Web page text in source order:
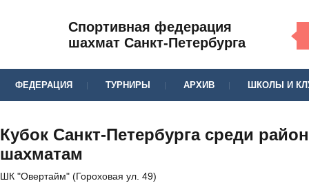
Спортивная федерация
шахмат Санкт-Петербурга
ФЕДЕРАЦИЯ ТУРНИРЫ АРХИВ ШКОЛЫ И
Кубок Санкт-Петербурга среди
шахматам
ШК "Овертайм" (Гороховая ул. 49)